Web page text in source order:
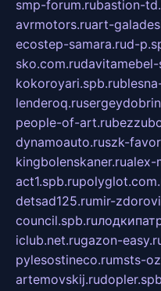
smp-forum.rubastion-
avrmotors.ruart-
ecostep-samara.rud-
sko.com.rudavitamebel-
kokoroyari.spb.ru
lenderoq.ru
people-of-art.ru
dynamoauto.ruszk-
kingbolenskaner.rualex-
act1.spb.ru
detsad125.rumir-
council.spb.ru
iclub.net.rugazon-
pylesostineco.rumsts-
artemovskij.ru